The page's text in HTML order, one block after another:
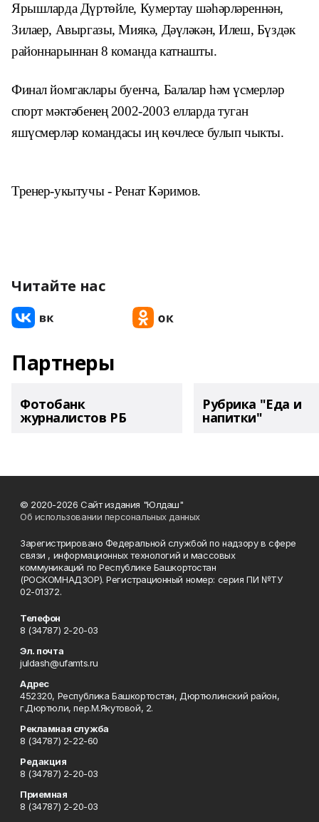
Ярышларда Дүртөйле, Кумертаушәһәрләреннән,
Зилаер, Авыргазы, Миякә, Дәүләкән, Илеш, Бүздәк
районнарыннан 8 команда катнашты.
Финал йомгаклары буенча, Балалар һәм үсмерләр
спорт мәктәбенең 2002-2003 елларда туган
яшүсмерләркомандасы иң көчлесе булып чыкты.
Тренер-укытучы - Ренат Кәримов.
Читайте нас
Партнеры
Фотобанк
журналистов РБ
Рубрика "Еда и
напитки"
© 2020-2026 Сайт издания "Юлдаш"
Об использовании персональных данных
Зарегистрировано Федеральной службой по надзору в сфере
связи , информационных технологий и массовых
коммуникаций по Республике Башкортостан
(РОСКОМНАДЗОР). Регистрационный номер: серия ПИ №ТУ
02-01372.
Телефон
8 (34787) 2-20-03
Эл. почта
juldash@ufamts.ru
Адрес
452320, Республика Башкортостан, Дюртюлинский район,
г.Дюртюли, пер.М.Якутовой, 2.
Рекламная служба
8 (34787) 2-22-60
Редакция
8 (34787) 2-20-03
Приемная
8 (34787) 2-20-03